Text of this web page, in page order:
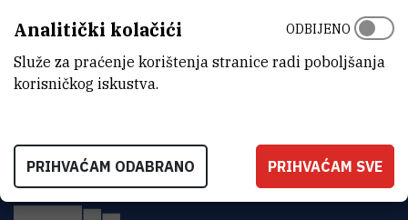
Institut Ruđer Bošković
HR-10000 Zagreb
Analitički kolačići
Služe za praćenje korištenja stranice radi poboljšanja
korisničkog iskustva.
ODBIJENO
PRIHVAĆAM ODABRANO PRIHVAĆAM SVE